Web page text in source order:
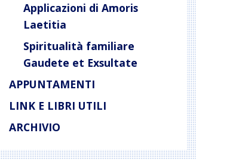
Applicazioni di Amoris
Laetitia
Spiritualità familiare
Gaudete et Exsultate
APPUNTAMENTI
LINK E LIBRI UTILI
ARCHIVIO